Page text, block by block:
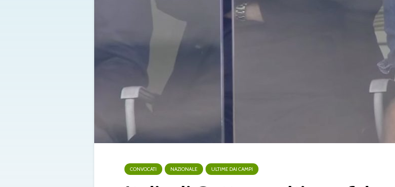
CONVOCATI NAZIONALE ULTIME DAI CAMPI